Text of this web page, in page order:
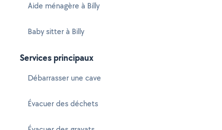
Aide ménagère à Billy
Baby sitter à Billy
Services principaux
Débarrasser une cave
Évacuer des déchets